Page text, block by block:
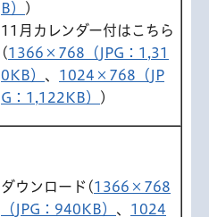
B）
)
11月カレンダー付はこちら
(1366×768（JPG：1,31
0KB） 、 1024×768（JP
G：1,122KB）
)
ダウンロード(1366×768
（JPG：940KB） 、 1024